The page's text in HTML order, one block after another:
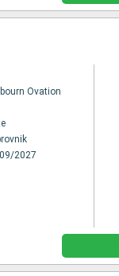
Ovation
2027